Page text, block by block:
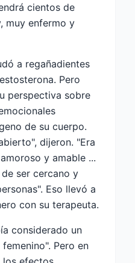
cientos de
muy enfermo y
a regañadientes
Pero
perspectiva sobre
de su cuerpo.
dijeron. "Era
y amable ...
ser cercano y
Eso llevó a
con su terapeuta.
considerado un
Pero en